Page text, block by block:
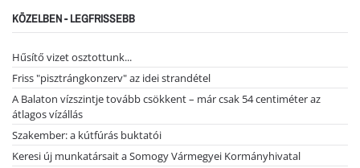
KÖZELBEN - LEGFRISSEBB
Hűsítő vizet osztottunk...
Friss "pisztrángkonzerv" az idei strandétel
A Balaton vízszintje tovább csökkent – már csak 54 centiméter az
átlagos vízállás
Szakember: a kútfúrás buktatói
Keresi új munkatársait a Somogy Vármegyei Kormányhivatal